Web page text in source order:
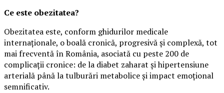
Ce este obezitatea?
Obezitatea este, conform ghidurilor medicale
internaționale, o boală cronică, progresivă și complexă, tot
mai frecventă în România, asociată cu peste 200 de
complicații cronice: de la diabet zaharat și hipertensiune
arterială până la tulburări metabolice și impact emoțional
semnificativ.